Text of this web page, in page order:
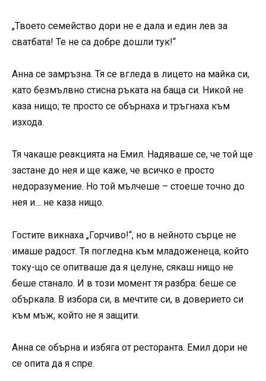
„Твоето семейство дори не е дала и един лев за
сватбата! Те не са добре дошли тук!“
Анна се замръзна. Тя се вгледа в лицето на майка си,
като безмълвно стисна ръката на баща си. Никой не
каза нищо; те просто се обърнаха и тръгнаха към
изхода.
Тя чакаше реакцията на Емил. Надяваше се, че той ще
застане до нея и ще каже, че всичко е просто
недоразумение. Но той мълчеше – стоеше точно до
нея и… не каза нищо.
Гостите викнаха „Горчиво!“, но в нейното сърце не
имаше радост. Тя погледна към младоженеца, който
току-що се опитваше да я целуне, сякаш нищо не
беше станало. И в този момент тя разбра: беше се
объркала. В избора си, в мечтите си, в доверието си
към мъж, който не я защити.
Анна се обърна и избяга от ресторанта. Емил дори не
се опита да я спре.